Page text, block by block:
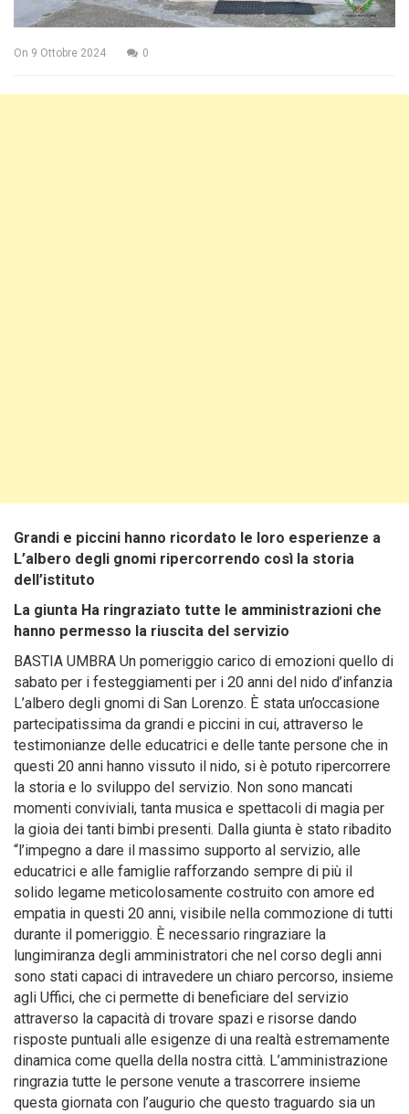
On 9 Ottobre 2024 0
Grandi e piccini hanno ricordato le loro esperienze a
L’albero degli gnomi ripercorrendo così la storia
dell’istituto
La giunta Ha ringraziato tutte le amministrazioni che
hanno permesso la riuscita del servizio
BASTIA UMBRA Un pomeriggio carico di emozioni quello di
sabato per i festeggiamenti per i 20 anni del nido d’infanzia
L’albero degli gnomi di San Lorenzo. È stata un’occasione
partecipatissima da grandi e piccini in cui, attraverso le
testimonianze delle educatrici e delle tante persone che in
questi 20 anni hanno vissuto il nido, si è potuto ripercorrere
la storia e lo sviluppo del servizio. Non sono mancati
momenti conviviali, tanta musica e spettacoli di magia per
la gioia dei tanti bimbi presenti. Dalla giunta è stato ribadito
“l’impegno a dare il massimo supporto al servizio, alle
educatrici e alle famiglie rafforzando sempre di più il
solido legame meticolosamente costruito con amore ed
empatia in questi 20 anni, visibile nella commozione di tutti
durante il pomeriggio. È necessario ringraziare la
lungimiranza degli amministratori che nel corso degli anni
sono stati capaci di intravedere un chiaro percorso, insieme
agli Uffici, che ci permette di beneficiare del servizio
attraverso la capacità di trovare spazi e risorse dando
risposte puntuali alle esigenze di una realtà estremamente
dinamica come quella della nostra città. L’amministrazione
ringrazia tutte le persone venute a trascorrere insieme
questa giornata con l’augurio che questo traguardo sia un